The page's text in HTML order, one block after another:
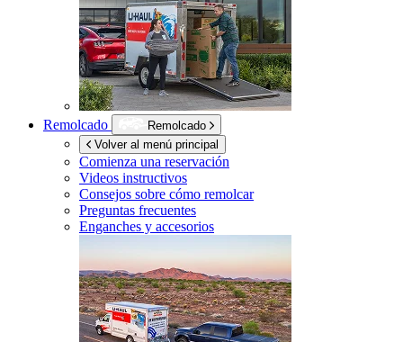
Remolcado
Remolcado
Volver al menú principal
Comienza una reservación
Videos instructivos
Consejos sobre cómo remolcar
Preguntas frecuentes
Enganches y accesorios